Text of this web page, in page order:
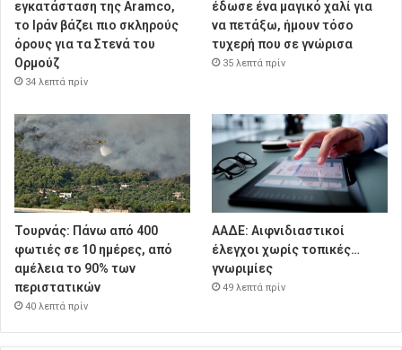
εγκατάσταση της Aramco,
το Ιράν βάζει πιο σκληρούς
όρους για τα Στενά του
Ορμούζ
34 λεπτά πρίν
έδωσε ένα μαγικό χαλί για
να πετάξω, ήμουν τόσο
τυχερή που σε γνώρισα
35 λεπτά πρίν
Τουρνάς: Πάνω από 400
φωτιές σε 10 ημέρες, από
αμέλεια το 90% των
περιστατικών
40 λεπτά πρίν
ΑΑΔΕ: Αιφνιδιαστικοί
έλεγχοι χωρίς τοπικές…
γνωριμίες
49 λεπτά πρίν